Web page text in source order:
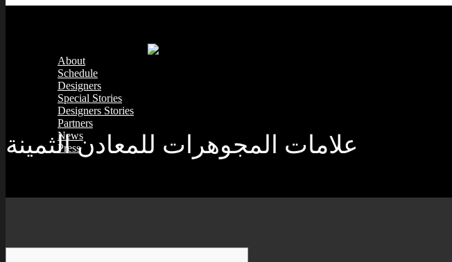
About
Schedule
Designers
Special Stories
Designers Stories
Partners
News
Press
علامات المجوهرات للمعادن الثمينة